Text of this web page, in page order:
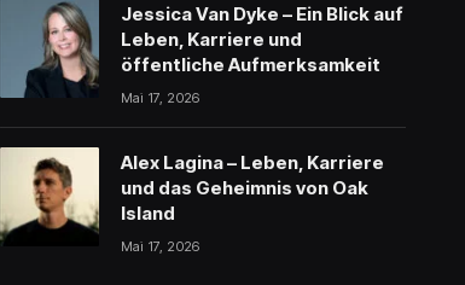
Jessica Van Dyke – Ein Blick auf
Leben, Karriere und
öffentliche Aufmerksamkeit
Mai 17, 2026
Alex Lagina – Leben, Karriere
und das Geheimnis von Oak
Island
Mai 17, 2026